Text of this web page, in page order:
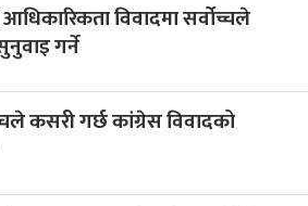
विवादमा सर्वोच्चले
गर्ने
कसरी गर्छ कांग्रेस विवादको